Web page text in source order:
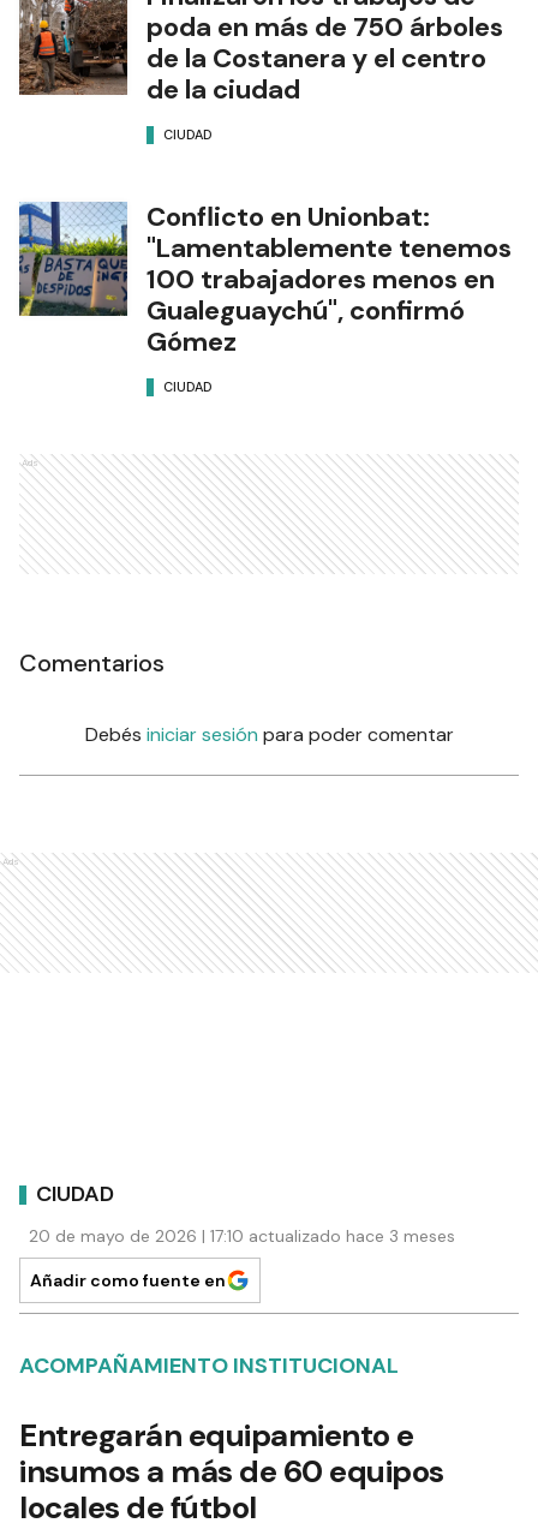
poda en más de 750 árboles
de la Costanera y el centro
de la ciudad
CIUDAD
Conflicto en Unionbat:
"Lamentablemente tenemos
100 trabajadores menos en
Gualeguaychú", confirmó
Gómez
CIUDAD
Ads
Comentarios
Debés iniciar sesión para poder comentar
Ads
CIUDAD
20 de mayo de 2026 | 17:10 actualizado hace 3 meses
Añadir como fuente en
ACOMPAÑAMIENTO INSTITUCIONAL
Entregarán equipamiento e
insumos a más de 60 equipos
locales de fútbol